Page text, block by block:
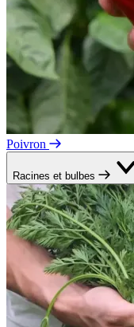
Poivron
Racines et bulbes